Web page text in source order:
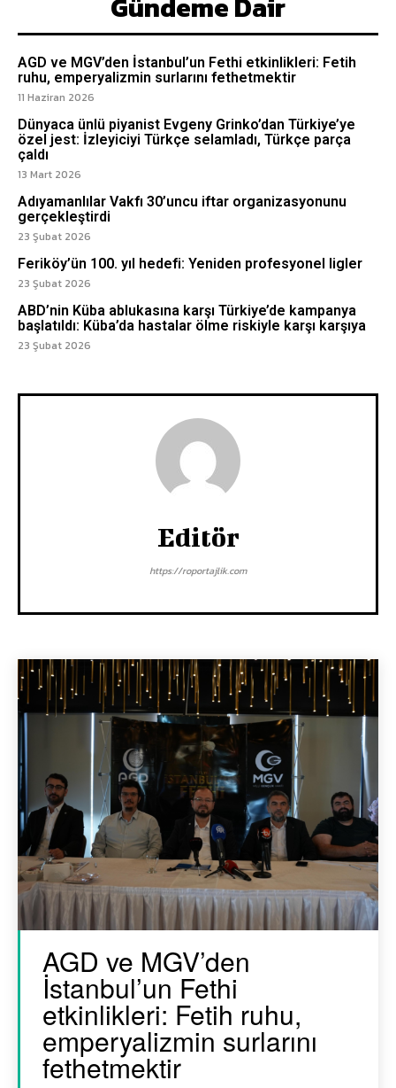
AGD ve MGV’den İstanbul’un Fethi etkinlikleri: Fetih
ruhu, emperyalizmin surlarını fethetmektir
11 Haziran 2026
Dünyaca ünlü piyanist Evgeny Grinko’dan Türkiye’ye
özel jest: İzleyiciyi Türkçe selamladı, Türkçe parça
çaldı
13 Mart 2026
Adıyamanlılar Vakfı 30’uncu iftar organizasyonunu
gerçekleştirdi
23 Şubat 2026
Feriköy’ün 100. yıl hedefi: Yeniden profesyonel ligler
23 Şubat 2026
ABD’nin Küba ablukasına karşı Türkiye’de kampanya
başlatıldı: Küba’da hastalar ölme riskiyle karşı karşıya
23 Şubat 2026
Editör
https://roportajlik.com
AGD ve MGV’den
İstanbul’un Fethi
etkinlikleri: Fetih ruhu,
emperyalizmin surlarını
fethetmektir